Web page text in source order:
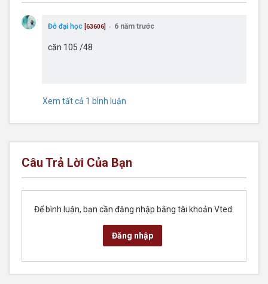
Đỗ đại học [63606] ● 6 năm trước
căn 105 /48
Xem tất cả 1 bình luận
Câu Trả Lời Của Bạn
Để bình luận, bạn cần đăng nhập bằng tài khoản Vted.
Đăng nhập